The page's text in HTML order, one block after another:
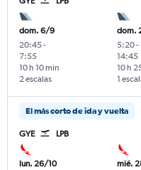
dom. 6/9
20:45-
7:55
2 escalas
10 h 10 min
dom.
5:20-
14:45
1
10 h
El más corto de ida y vuelta
GYE LPB
lun. 26/10
mié.